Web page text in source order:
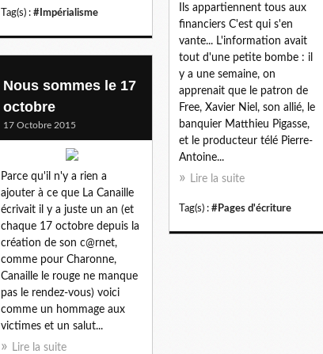
Tag(s) : #Impérialisme
Ils appartiennent tous aux
financiers C'est qui s'en
vante... L'information avait
tout d'une petite bombe : il
y a une semaine, on
apprenait que le patron de
Free, Xavier Niel, son allié, le
banquier Matthieu Pigasse,
et le producteur télé Pierre-
Antoine...
Lire la suite
Tag(s) : #Pages d'écriture
Nous sommes le 17
octobre
17 Octobre 2015
Parce qu'il n'y a rien a
ajouter à ce que La Canaille
écrivait il y a juste un an (et
chaque 17 octobre depuis la
création de son c@rnet,
comme pour Charonne,
Canaille le rouge ne manque
pas le rendez-vous) voici
comme un hommage aux
victimes et un salut...
Lire la suite